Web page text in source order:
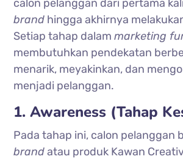
calon pelanggan dari pertama
brand hingga akhirnya
Setiap tahap dalammarketing
membutuhkan pendekatan
menarik, meyakinkan, dan
menjadi pelanggan.
1. Awareness (Tahap
Pada tahap ini, calon pelanggan
brandatau produk Kawan